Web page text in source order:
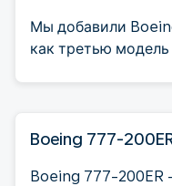
Мы добавили
как третью
Boeing 777-
Boeing 777-200ER